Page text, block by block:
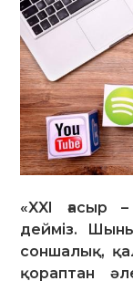
«XXI ғасыр
дейміз.
соншалық,
қораптан